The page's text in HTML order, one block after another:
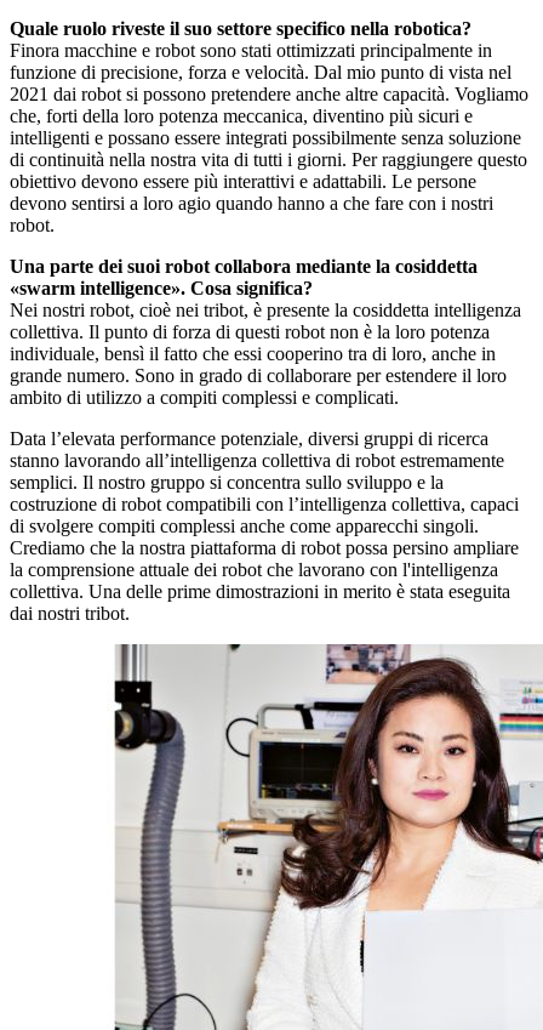
Quale ruolo riveste il suo settore specifico nella robotica?
Finora macchine e robot sono stati ottimizzati principalmente in
funzione di precisione, forza e velocità. Dal mio punto di vista nel
2021 dai robot si possono pretendere anche altre capacità. Vogliamo
che, forti della loro potenza meccanica, diventino più sicuri e
intelligenti e possano essere integrati possibilmente senza soluzione
di continuità nella nostra vita di tutti i giorni. Per raggiungere questo
obiettivo devono essere più interattivi e adattabili. Le persone
devono sentirsi a loro agio quando hanno a che fare con i nostri
robot.
Una parte dei suoi robot collabora mediante la cosiddetta
«swarm intelligence». Cosa significa?
Nei nostri robot, cioè nei tribot, è presente la cosiddetta intelligenza
collettiva. Il punto di forza di questi robot non è la loro potenza
individuale, bensì il fatto che essi cooperino tra di loro, anche in
grande numero. Sono in grado di collaborare per estendere il loro
ambito di utilizzo a compiti complessi e complicati.
Data l’elevata performance potenziale, diversi gruppi di ricerca
stanno lavorando all’intelligenza collettiva di robot estremamente
semplici. Il nostro gruppo si concentra sullo sviluppo e la
costruzione di robot compatibili con l’intelligenza collettiva, capaci
di svolgere compiti complessi anche come apparecchi singoli.
Crediamo che la nostra piattaforma di robot possa persino ampliare
la comprensione attuale dei robot che lavorano con l'intelligenza
collettiva. Una delle prime dimostrazioni in merito è stata eseguita
dai nostri tribot.